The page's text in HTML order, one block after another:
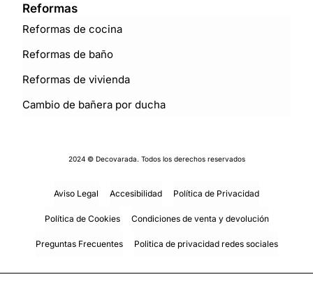
Reformas
Reformas de cocina
Reformas de baño
Reformas de vivienda
Cambio de bañera por ducha
Aviso Legal Accesibilidad Política de Privacidad
Política de Cookies Condiciones de venta y devolución
Preguntas Frecuentes Politica de privacidad redes sociales
2024 © Decovarada. Todos los derechos reservados